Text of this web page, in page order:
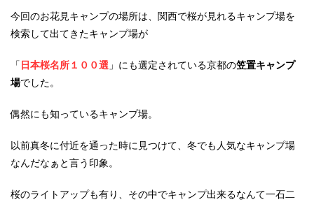
今回のお花見キャンプの場所は、関西で桜が見れるキャンプ場を
検索して出てきたキャンプ場が
「日本桜名所１００選 」にも選定されている京都の笠置キャンプ
場でした。
偶然にも知っているキャンプ場。
以前真冬に付近を通った時に見つけて、冬でも人気なキャンプ場
なんだなぁと言う印象。
桜のライトアップも有り、その中でキャンプ出来るなんて一石二